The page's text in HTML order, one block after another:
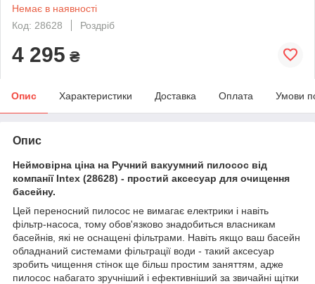
Немає в наявності
Код: 28628
Роздріб
4 295 ₴
Опис Характеристики Доставка Оплата Умови
Опис
Неймовірна ціна на Ручний вакуумний пилосос від
компанії Intex (28628) - простий аксесуар для очищення
басейну.
Цей переносний пилосос не вимагає електрики і навіть
фільтр-насоса, тому обов'язково знадобиться власникам
басейнів, які не оснащені фільтрами. Навіть якщо ваш басейн
обладнаний системами фільтрації води - такий аксесуар
зробить чищення стінок ще більш простим заняттям, адже
пилосос набагато зручніший і ефективніший за звичайні щітки